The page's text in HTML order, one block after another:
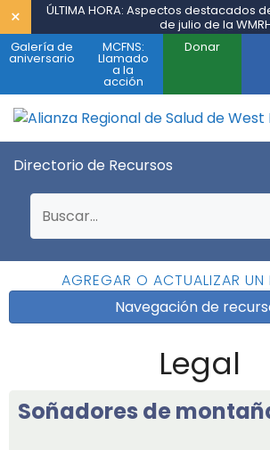
Saltar
al
contenido
×
ÚLTIMA HORA: Aspectos destacados
de julio de la
Galería de
aniversario
MCFNS:
Llamado
a la
acción
Donar
Directorio de Recursos
AGREGAR O ACTUALIZAR UN
Navegación de
Legal
Soñadores de